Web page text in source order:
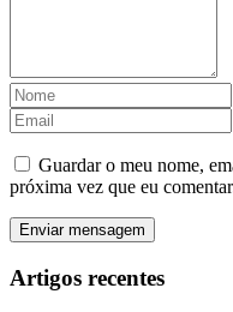
Guardar o meu nome,
próxima vez que eu
Artigos recentes